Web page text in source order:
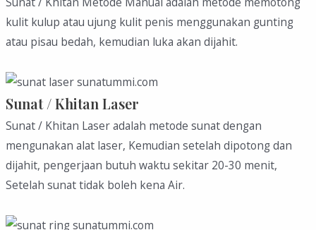
kulit kulup atau ujung kulit penis menggunakan gunting
atau pisau bedah, kemudian luka akan dijahit.
Sunat / Khitan Laser
Sunat / Khitan Laser adalah metode sunat dengan
mengunakan alat laser, Kemudian setelah dipotong dan
dijahit, pengerjaan butuh waktu sekitar 20-30 menit,
Setelah sunat tidak boleh kena Air.